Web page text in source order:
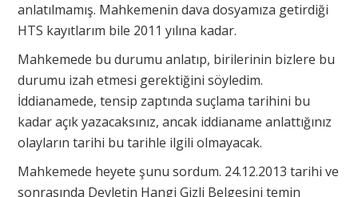
anlatılmamış. Mahkemenin dava dosyamıza getirdiği
HTS kayıtlarım bile 2011 yılına kadar.
Mahkemede bu durumu anlatıp, birilerinin bizlere bu
durumu izah etmesi gerektiğini söyledim.
İddianamede, tensip zaptında suçlama tarihini bu
kadar açık yazacaksınız, ancak iddianame anlattığınız
olayların tarihi bu tarihle ilgili olmayacak.
Mahkemede heyete şunu sordum. 24.12.2013 tarihi ve
sonrasında Devletin Hangi Gizli Belgesini temin